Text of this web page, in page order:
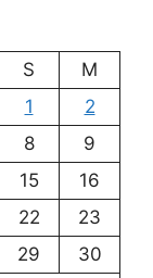
S
M
1
2
8
9
15
16
22
23
29
30